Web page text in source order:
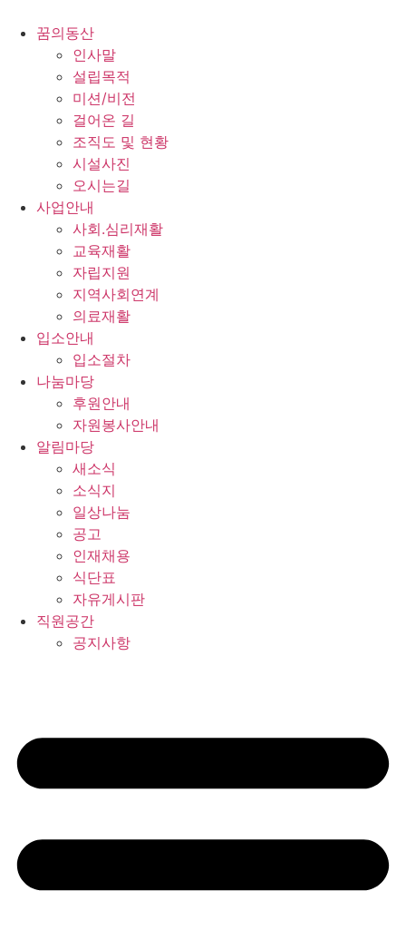
꿈의동산
인사말
설립목적
미션/비전
걸어온 길
조직도 및 현황
시설사진
오시는길
사업안내
사회.심리재활
교육재활
자립지원
지역사회연계
의료재활
입소안내
입소절차
나눔마당
후원안내
자원봉사안내
알림마당
새소식
소식지
일상나눔
공고
인재채용
식단표
자유게시판
직원공간
공지사항